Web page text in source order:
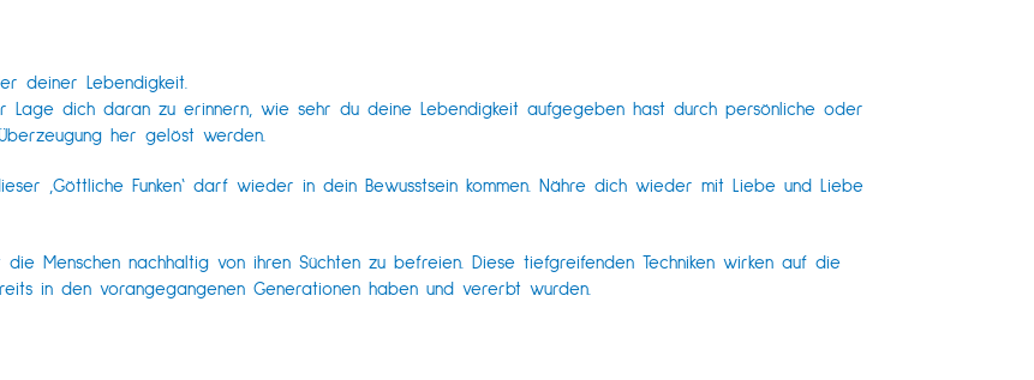
deiner Lebendigkeit.
Lage dich daran zu erinnern, wie sehr du deine Lebendigkeit aufgegeben hast durch persönliche oder
her gelöst werden.
‚Göttliche Funken‘ darf wieder in dein Bewusstsein kommen. Nähre dich wieder mit Liebe und Liebe
die Menschen nachhaltig von ihren Süchten zu befreien. Diese tiefgreifenden Techniken wirken auf die
in den vorangegangenen Generationen haben und vererbt wurden.